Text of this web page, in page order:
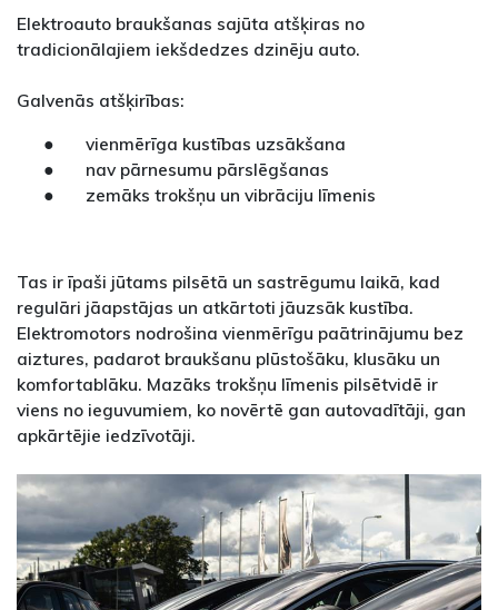
Elektroauto braukšanas sajūta atšķiras no
tradicionālajiem iekšdedzes dzinēju auto.
Galvenās atšķirības:
● vienmērīga kustības uzsākšana
● nav pārnesumu pārslēgšanas
● zemāks trokšņu un vibrāciju līmenis
Tas ir īpaši jūtams pilsētā un sastrēgumu laikā, kad
regulāri jāapstājas un atkārtoti jāuzsāk kustība.
Elektromotors nodrošina vienmērīgu paātrinājumu bez
aiztures, padarot braukšanu plūstošāku, klusāku un
komfortablāku. Mazāks trokšņu līmenis pilsētvidē ir
viens no ieguvumiem, ko novērtē gan autovadītāji, gan
apkārtējie iedzīvotāji.